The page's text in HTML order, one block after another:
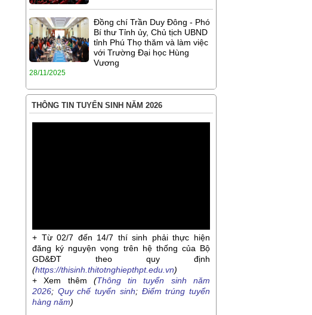
Đồng chí Trần Duy Đông - Phó
Bí thư Tỉnh ủy, Chủ tịch UBND
tỉnh Phú Thọ thăm và làm việc
với Trường Đại học Hùng
Vương
28/11/2025
THÔNG TIN TUYỂN SINH NĂM 2026
+ Từ 02/7 đến 14/7 thí sinh phải thực hiện
đăng ký nguyện vọng trên hệ thống của Bộ
GD&ĐT theo quy định
(https://thisinh.thitotnghiepthpt.edu.vn)
+ Xem thêm (Thông tin tuyển sinh năm
2026; Quy chế tuyển sinh; Điểm trúng tuyển
hàng năm)